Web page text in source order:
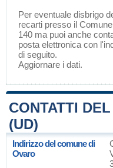
Per eventuale disbrigo
recarti presso il
140 ma puoi anche
posta elettronica con
di seguito.
Aggiornare i dati.
CONTATTI
(UD)
Indirizzo del comune di
Ovaro